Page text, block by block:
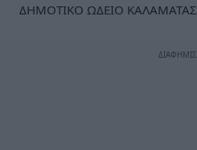
ΔΗΜΟΤΙΚΟ ΩΔΕΙΟ ΚΑΛΑΜΑΤΑΣ